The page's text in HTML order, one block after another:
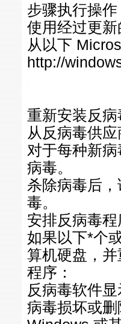
步骤执行操作
使用经过更
从以下
http://
重新安装反
从反病毒供
对于每种新
病毒。
杀除病毒后
毒。
安排反病毒
如果以下*个
算机硬盘，
程序：
反病毒软件显
病毒损坏或